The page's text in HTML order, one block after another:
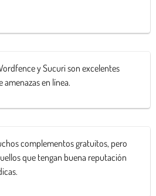
y Sucuri son excelentes
en línea.
complementos gratuitos, pero
que tengan buena reputación